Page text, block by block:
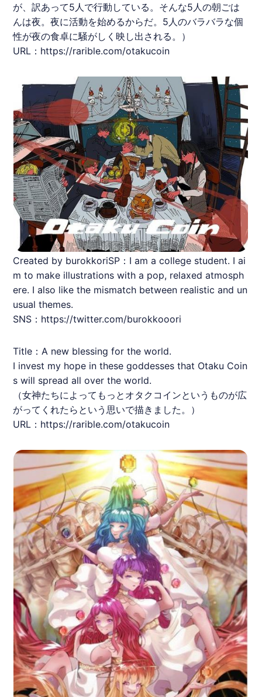
が、訳あって5人で行動している。そんな5人の朝ごは
んは夜。夜に活動を始めるからだ。5人のバラバラな個
性が夜の食卓に騒がしく映し出される。）
URL： https://rarible.com/otakucoin
Created by burokkoriSP：I am a college student. I ai
m to make illustrations with a pop, relaxed atmosph
ere. I also like the mismatch between realistic and un
usual themes.
SNS：https://twitter.com/burokkooori
Title：A new blessing for the world.
I invest my hope in these goddesses that Otaku Coin
s will spread all over the world.
（女神たちによってもっと オタクコインというものが広
がってくれたらという思いで描きました。）
URL： https://rarible.com/otakucoin